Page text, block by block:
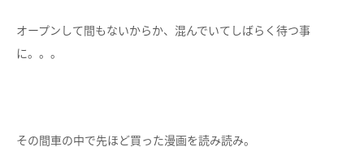
オープンして間もないからか、混んでいてしばらく待つ事
に。。。
その間車の中で先ほど買った漫画を読み読み。